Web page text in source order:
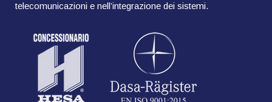
telecomunicazioni e nell’integrazione dei sistemi.